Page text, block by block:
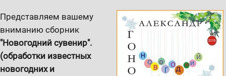
Представляем вашему
вниманию сборник
"Новогодний сувенир".
(обработки известных
новогодних и